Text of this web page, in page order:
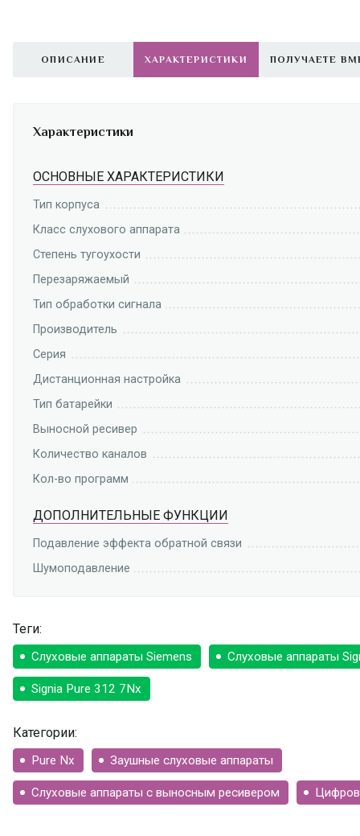
ОПИСАНИЕ ХАРАКТЕРИСТИКИ ПОЛУЧАЕТЕ
Характеристики
ОСНОВНЫЕ ХАРАКТЕРИСТИКИ
Тип корпуса
Класс слухового аппарата
Степень тугоухости
Перезаряжаемый
Тип обработки сигнала
Производитель
Серия
Дистанционная настройка
Тип батарейки
Выносной ресивер
Количество каналов
Кол-во программ
ДОПОЛНИТЕЛЬНЫЕ ФУНКЦИИ
Подавление эффекта обратной связи
Шумоподавление
Теги:
Слуховые аппараты Siemens Слуховые аппараты
Signia Pure 312 7Nх
Категории:
Pure Nx Заушные слуховые аппараты
Слуховые аппараты с выносным ресивером